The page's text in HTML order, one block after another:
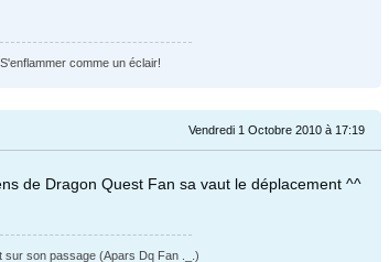
comme un éclair!
Vendredi 1 Octobre 2010 à 17:19
de Dragon Quest Fan sa vaut le déplacement ^^
sur son passage (Apars Dq Fan ._.)